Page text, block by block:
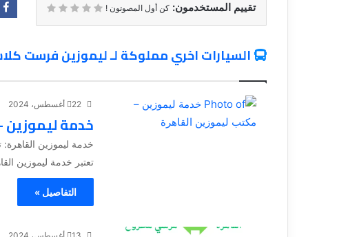
تقييم المستخدمون: كن أول المصوتون !
السيارات اخري مملوكة لـ ليموزين فرست
22 أغسطس، 2024
خدمة ليموزين
خدمة ليموزين القاهرة:
تعتبر خدمة ليموزين
التفاصيل »